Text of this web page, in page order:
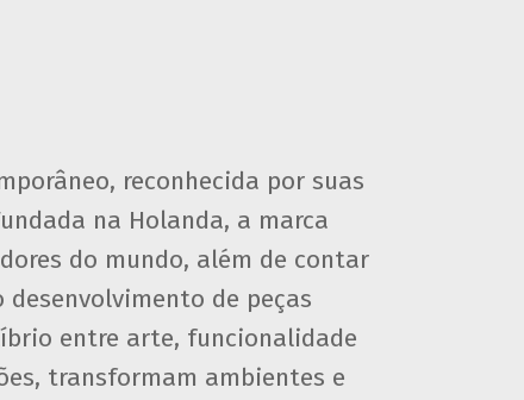
reconhecida por suas
na Holanda, a marca
do mundo, além de contar
de peças
entre arte, funcionalidade
transformam ambientes e